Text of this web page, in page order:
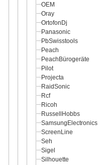
OEM
Oray
OrtofonDj
Panasonic
PbSwisstools
Peach
PeachBürogeräte
Pilot
Projecta
RaidSonic
Rcf
Ricoh
RussellHobbs
SamsungElectronics
ScreenLine
Seh
Sigel
Silhouette